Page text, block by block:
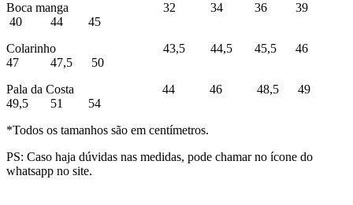
Boca manga 32 34 36 39
40 44 45
Colarinho 43,5 44,5 45,5 46
47 47,5 50
Pala da Costa 44 46 48,5 49
49,5 51 54
*Todos os tamanhos são em centímetros.
PS: Caso haja dúvidas nas medidas, pode chamar no ícone do
whatsapp no site.